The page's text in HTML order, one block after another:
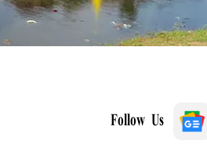
Follow Us